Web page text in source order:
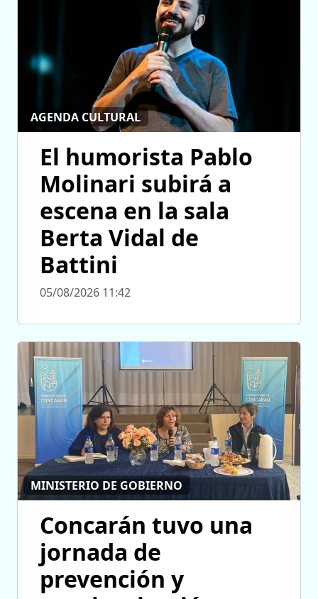
AGENDA CULTURAL
El humorista Pablo
Molinari subirá a
escena en la sala
Berta Vidal de
Battini
05/08/2026 11:42
MINISTERIO DE GOBIERNO
Concarán tuvo una
jornada de
prevención y